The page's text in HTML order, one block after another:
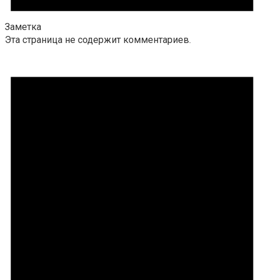
Заметка
Эта страница не содержит комментариев.